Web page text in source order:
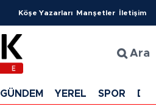
Köşe Yazarları Manşetler İletişim
Ara
GÜNDEM YEREL SPOR